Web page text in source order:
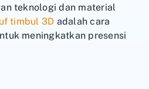
teknologi dan material
timbul 3D adalah cara
meningkatkan presensi